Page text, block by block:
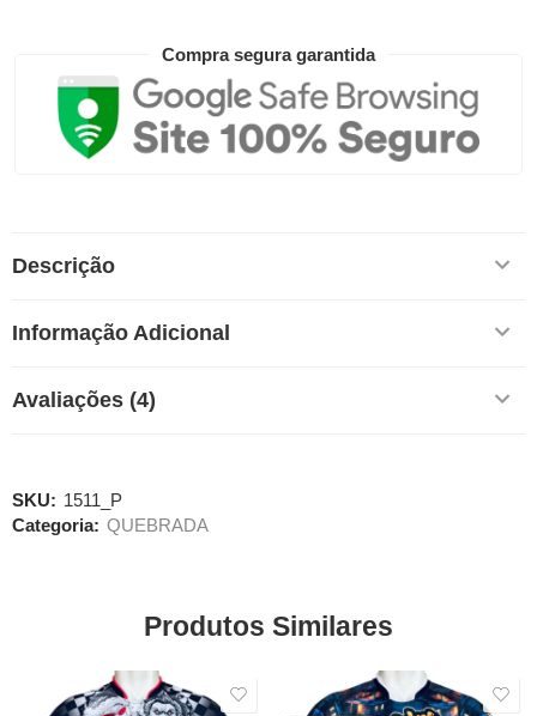
Compra segura garantida
Descrição
Informação Adicional
Avaliações (4)
SKU: 1511_P
Categoria: QUEBRADA
Produtos Similares